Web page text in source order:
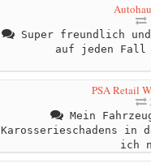
Super freundlich
auf jeden Fall
PSA Retail
Mein
Karosserieschadens in
ich